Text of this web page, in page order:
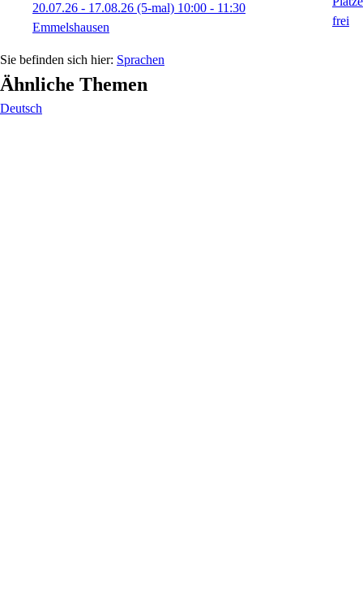
20.07.26 - 17.08.26 (5-mal) 10:00 - 11:30
Emmelshausen
Sprachen
Ähnliche Themen
Deutsch